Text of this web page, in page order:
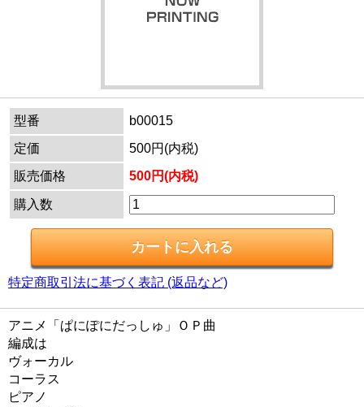
型番
b00015
定価
500円(内税)
販売価格
500円(内税)
購入数
特定商取引法に基づく表記 (返品など)
アニメ「ぱにぽにだっしゅ」ＯＰ曲
編成は
ヴォーカル
コーラス
ピアノ